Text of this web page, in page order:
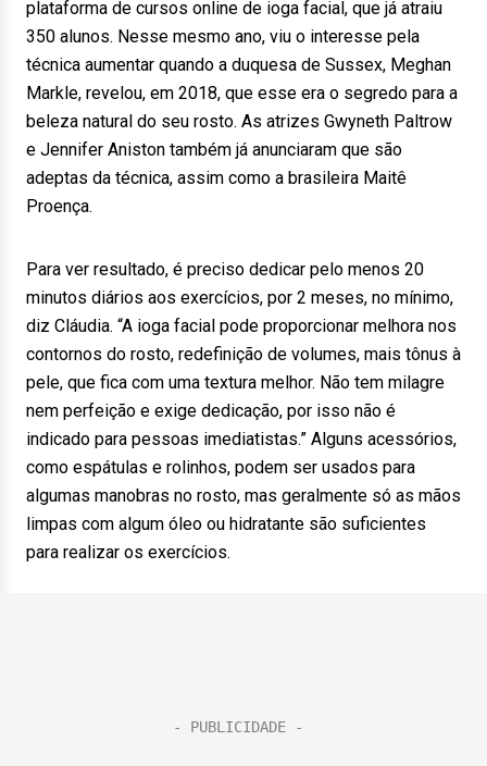
plataforma de cursos online de ioga facial, que já atraiu
350 alunos. Nesse mesmo ano, viu o interesse pela
técnica aumentar quando a duquesa de Sussex, Meghan
Markle, revelou, em 2018, que esse era o segredo para a
beleza natural do seu rosto. As atrizes Gwyneth Paltrow
e Jennifer Aniston também já anunciaram que são
adeptas da técnica, assim como a brasileira Maitê
Proença.
Para ver resultado, é preciso dedicar pelo menos 20
minutos diários aos exercícios, por 2 meses, no mínimo,
diz Cláudia. “A ioga facial pode proporcionar melhora nos
contornos do rosto, redefinição de volumes, mais tônus à
pele, que fica com uma textura melhor. Não tem milagre
nem perfeição e exige dedicação, por isso não é
indicado para pessoas imediatistas.” Alguns acessórios,
como espátulas e rolinhos, podem ser usados para
algumas manobras no rosto, mas geralmente só as mãos
limpas com algum óleo ou hidratante são suficientes
para realizar os exercícios.